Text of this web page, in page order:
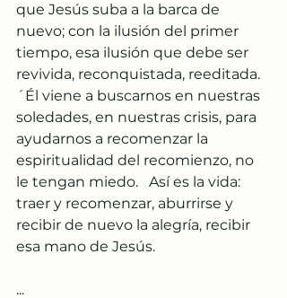
que Jesús suba a la barca de
nuevo; con la ilusión del primer
tiempo, esa ilusión que debe ser
revivida, reconquistada, reeditada.
´Él viene a buscarnos en nuestras
soledades, en nuestras crisis, para
ayudarnos a recomenzar la
espiritualidad del recomienzo, no
le tengan miedo.   Así es la vida:
traer y recomenzar, aburrirse y
recibir de nuevo la alegría, recibir
esa mano de Jesús.
...